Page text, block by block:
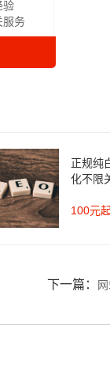
验
服务
正规纯
化不限
100元
下一篇：